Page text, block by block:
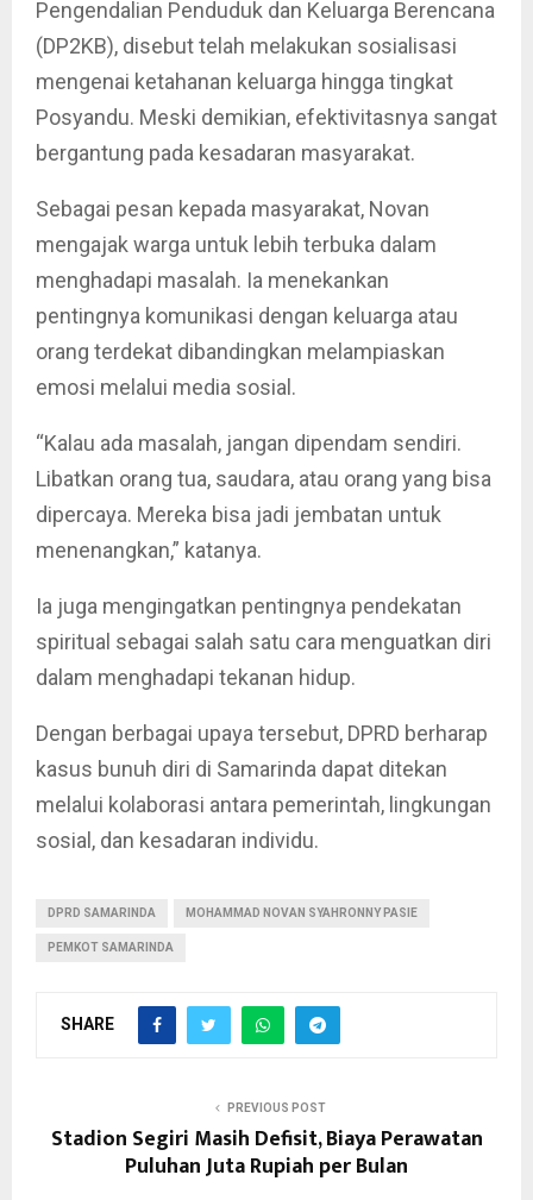
Pengendalian Penduduk dan Keluarga Berencana
(DP2KB), disebut telah melakukan sosialisasi
mengenai ketahanan keluarga hingga tingkat
Posyandu. Meski demikian, efektivitasnya sangat
bergantung pada kesadaran masyarakat.
Sebagai pesan kepada masyarakat, Novan
mengajak warga untuk lebih terbuka dalam
menghadapi masalah. Ia menekankan
pentingnya komunikasi dengan keluarga atau
orang terdekat dibandingkan melampiaskan
emosi melalui media sosial.
“Kalau ada masalah, jangan dipendam sendiri.
Libatkan orang tua, saudara, atau orang yang bisa
dipercaya. Mereka bisa jadi jembatan untuk
menenangkan,” katanya.
Ia juga mengingatkan pentingnya pendekatan
spiritual sebagai salah satu cara menguatkan diri
dalam menghadapi tekanan hidup.
Dengan berbagai upaya tersebut, DPRD berharap
kasus bunuh diri di Samarinda dapat ditekan
melalui kolaborasi antara pemerintah, lingkungan
sosial, dan kesadaran individu.
DPRD SAMARINDA MOHAMMAD NOVAN SYAHRONNY PASIE
PEMKOT SAMARINDA
SHARE
PREVIOUS POST
Stadion Segiri Masih Defisit, Biaya Perawatan
Puluhan Juta Rupiah per Bulan